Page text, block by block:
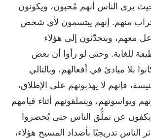
يرى الناس أنهم مُحبون، ويكونون
منهم. إنهم يبتسمون لأي شخص
معهم، ويتحدّثون إلى هؤلاء
للغاية. وحتى لو رأوا أن بعض
بلا مبادئ في أفعالهم، وبالتالي
فإنهم لا يهذبونهم على الإطلاق،
ويواسونهم، ويتملقونهم أثناء قيامهم
يكفون عن تملُّق الناس حتى يُحضروا
الناس تدريجيًا بأضداد المسيح هؤلاء،